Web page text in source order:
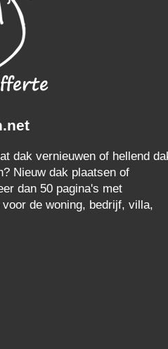
dak vernieuwen of hellend
Nieuw dak plaatsen of
dan 50 pagina's met
de woning, bedrijf, villa,